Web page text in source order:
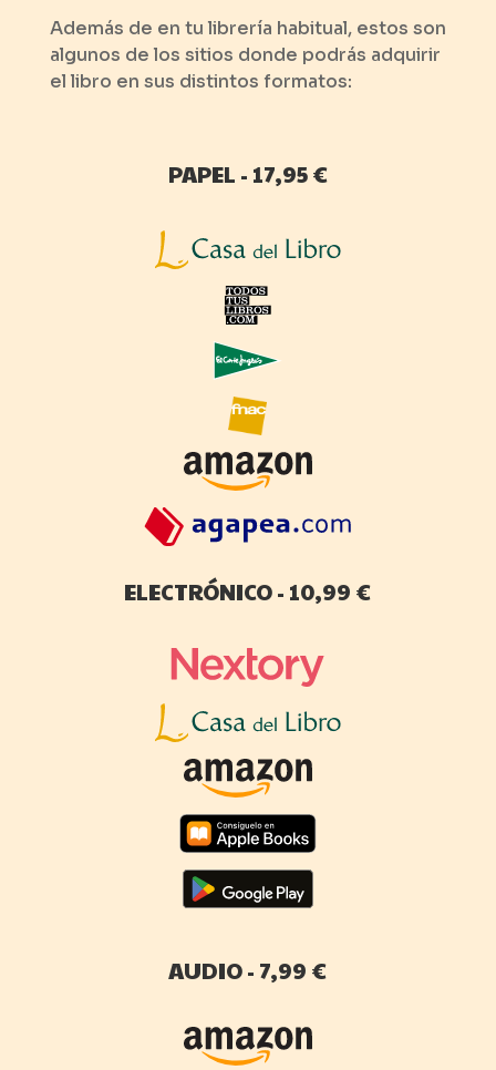
Además de en tu librería habitual, estos son
algunos de los sitios donde podrás adquirir
el libro en sus distintos formatos:
PAPEL - 17,95 €
ELECTRÓNICO - 10,99 €
AUDIO - 7,99 €